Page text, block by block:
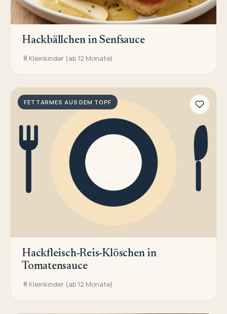
Hackbällchen in Senfsauce
Kleinkinder (ab 12 Monate)
FETTARMES AUS DEM TOPF
Hackfleisch-Reis-Klöschen in
Tomatensauce
Kleinkinder (ab 12 Monate)